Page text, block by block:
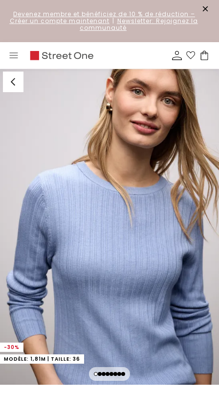
Devenez membre et bénéficiez de 10 % de réduction –
Créer un compte maintenant | Newsletter: Rejoignez la
communauté
-30%
MODÈLE: 1,81M | TAILLE: 36